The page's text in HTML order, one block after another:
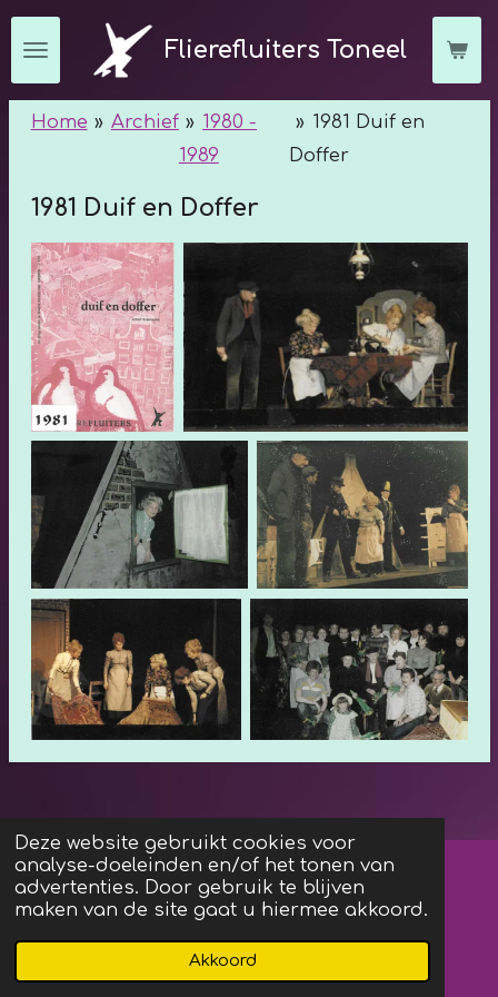
Deze website gebruikt cookies voor
analyse-doeleinden en/of het tonen van
advertenties. Door gebruik te blijven
maken van de site gaat u hiermee akkoord.
Akkoord
Ga
direct
de
Flierefluiters Toneel
Home » Archief » 1980 -
1989
» 1981 Duif en
Doffer
1981 Duif en Doffer
Algemene Voorwaarden
a
n